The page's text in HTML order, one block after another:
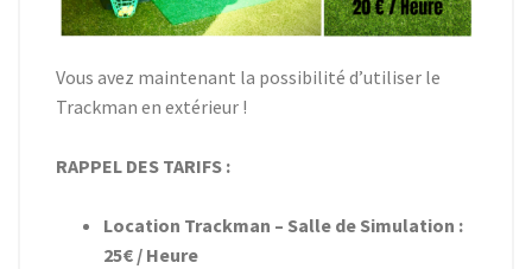
Vous avez maintenant la possibilité d’utiliser le
Trackman en extérieur !
RAPPEL DES TARIFS :
Location Trackman – Salle de Simulation :
25€ / Heure